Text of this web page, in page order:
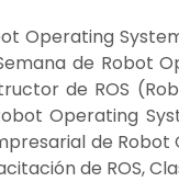
Operating
de Robot
de ROS
Operating
de
de ROS,